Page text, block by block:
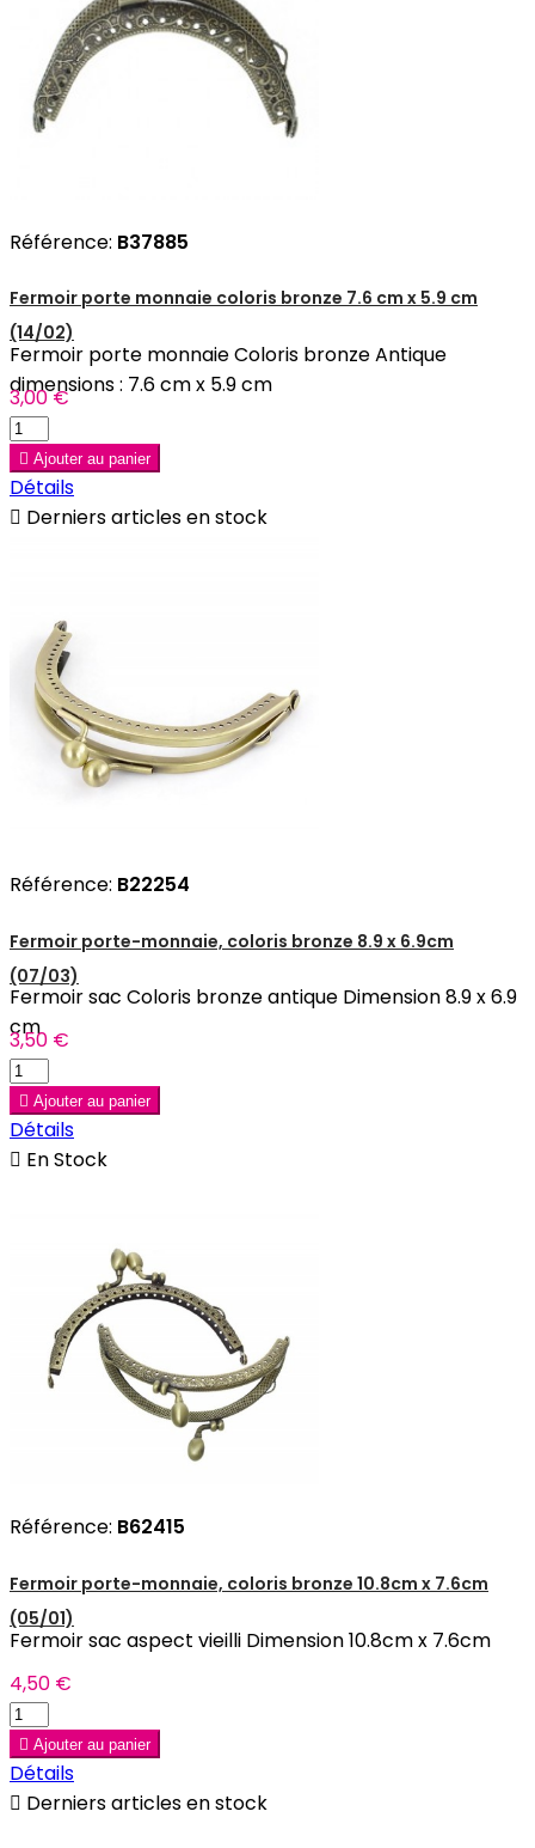
Référence: B37885
Fermoir porte monnaie coloris bronze 7.6 cm x 5.9 cm
(14/02)
Fermoir porte monnaie Coloris bronze Antique
dimensions : 7.6 cm x 5.9 cm
3,00 €
 Ajouter au panier
Détails
 Derniers articles en stock
Référence: B22254
Fermoir porte-monnaie, coloris bronze 8.9 x 6.9cm
(07/03)
Fermoir sac Coloris bronze antique Dimension 8.9 x 6.9
cm
3,50 €
 Ajouter au panier
Détails
 En Stock
Référence: B62415
Fermoir porte-monnaie, coloris bronze 10.8cm x 7.6cm
(05/01)
Fermoir sac aspect vieilli Dimension 10.8cm x 7.6cm
4,50 €
 Ajouter au panier
Détails
 Derniers articles en stock